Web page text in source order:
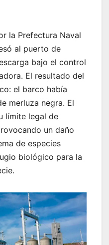
la Prefectura Naval
al puerto de
bajo el control
El resultado del
el barco había
merluza negra. El
límite legal de
un daño
de especies
biológico para la